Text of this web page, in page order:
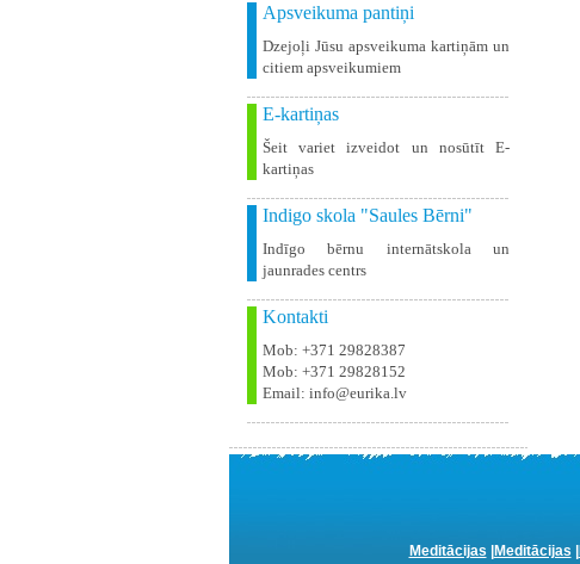
Apsveikuma pantiņi
Dzejoļi Jūsu apsveikuma kartiņām un
citiem apsveikumiem
E-kartiņas
Šeit variet izveidot un nosūtīt E-
kartiņas
Indigo skola "Saules Bērni"
Indīgo bērnu internātskola un
jaunrades centrs
Kontakti
Mob: +371 29828387
Mob: +371 29828152
Email: info@eurika.lv
Meditācijas
Meditācijas